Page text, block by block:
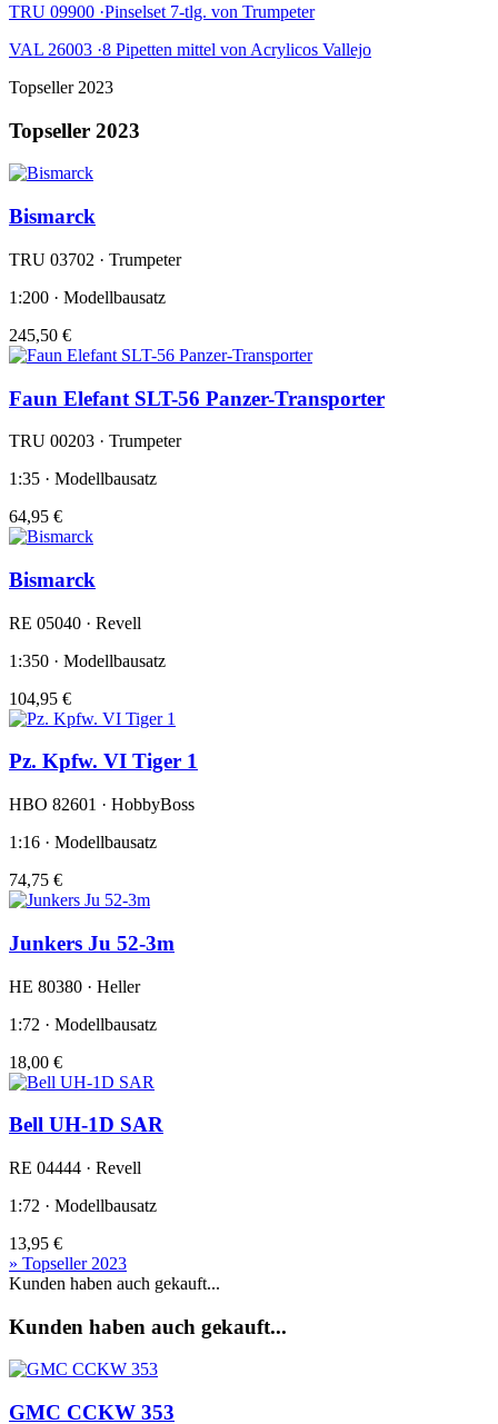
TRU 09900 ·Pinselset 7-tlg. von Trumpeter
VAL 26003 ·8 Pipetten mittel von Acrylicos Vallejo
Topseller 2023
Topseller 2023
Bismarck
TRU 03702 · Trumpeter
1:200 · Modellbausatz
245,50 €
Faun Elefant SLT-56 Panzer-Transporter
TRU 00203 · Trumpeter
1:35 · Modellbausatz
64,95 €
Bismarck
RE 05040 · Revell
1:350 · Modellbausatz
104,95 €
Pz. Kpfw. VI Tiger 1
HBO 82601 · HobbyBoss
1:16 · Modellbausatz
74,75 €
Junkers Ju 52-3m
HE 80380 · Heller
1:72 · Modellbausatz
18,00 €
Bell UH-1D SAR
RE 04444 · Revell
1:72 · Modellbausatz
13,95 €
» Topseller 2023
Kunden haben auch gekauft...
Kunden haben auch gekauft...
GMC CCKW 353